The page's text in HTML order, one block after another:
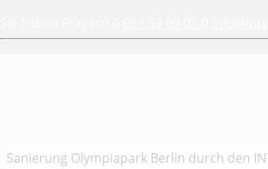
Sanierung Olympiapark Berlin durch den